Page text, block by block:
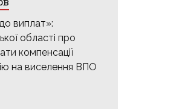
виплат»:
області про
компенсації
на виселення ВПО